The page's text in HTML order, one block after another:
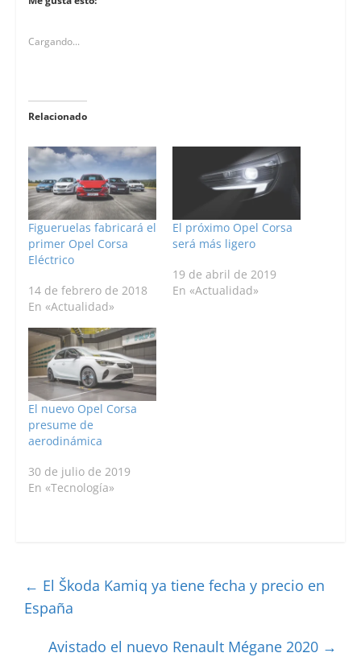
Cargando...
Relacionado
Figueruelas fabricará el
primer Opel Corsa
Eléctrico
14 de febrero de 2018
En «Actualidad»
El próximo Opel Corsa
será más ligero
19 de abril de 2019
En «Actualidad»
El nuevo Opel Corsa
presume de
aerodinámica
30 de julio de 2019
En «Tecnología»
← El Škoda Kamiq ya tiene fecha y precio en
España
Avistado el nuevo Renault Mégane 2020 →